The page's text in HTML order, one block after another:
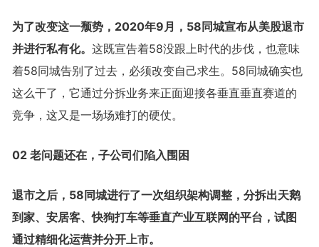
为了改变这一颓势，2020年9月，58同城宣布从美股退市
并进行私有化。 这既宣告着58没跟上时代的步伐，也意味
着58同城告别了过去，必须改变自己求生。58同城确实也
这么干了，它通过分拆业务来正面迎接各垂直垂直赛道的
竞争，这又是一场场难打的硬仗。
02 老问题还在，子公司们陷入围困
退市之后，58同城进行了一次组织架构调整，分拆出天鹅
到家、安居客、快狗打车等垂直产业互联网的平台，试图
通过精细化运营并分开上市。